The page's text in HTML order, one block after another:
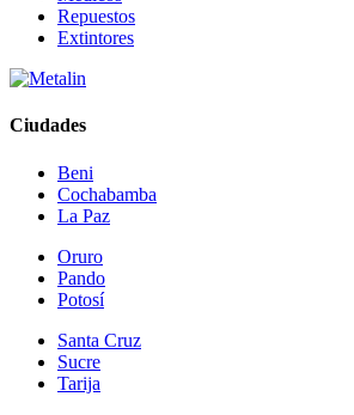
Repuestos
Extintores
Ciudades
Beni
Cochabamba
La Paz
Oruro
Pando
Potosí
Santa Cruz
Sucre
Tarija